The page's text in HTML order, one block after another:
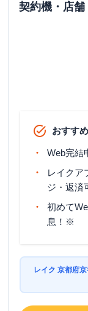
契約機・店
おすす
Web完結
レイクア
ジ・返済
初めて
息！※
レイク 京都府